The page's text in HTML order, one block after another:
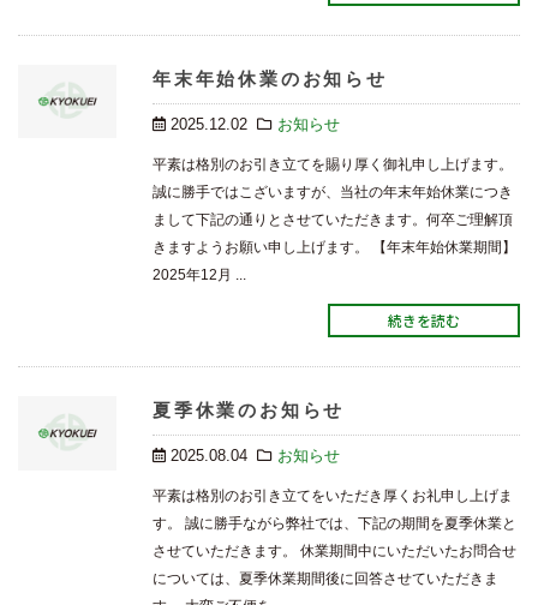
年末年始休業のお知らせ
2025.12.02 お知らせ
平素は格別のお引き立てを賜り厚く御礼申し上げます。
誠に勝手ではこざいますが、当社の年末年始休業につき
まして下記の通りとさせていただきます。何卒ご理解頂
きますようお願い申し上げます。 【年末年始休業期間】
2025年12月 ...
続きを読む
夏季休業のお知らせ
2025.08.04 お知らせ
平素は格別のお引き立てをいただき厚くお礼申し上げま
す。 誠に勝手ながら弊社では、下記の期間を夏季休業と
させていただきます。 休業期間中にいただいたお問合せ
については、夏季休業期間後に回答させていただきま